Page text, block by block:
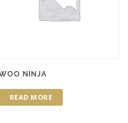
NINJA
READ MORE